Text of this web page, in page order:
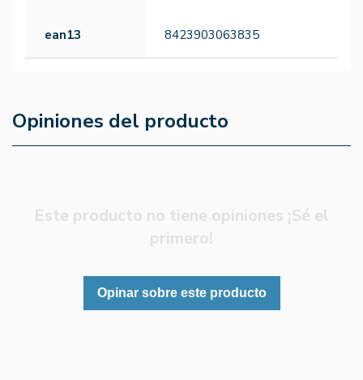
ean13 8423903063835
Opiniones del producto
Este producto no tiene opiniones ¡Sé el
primero!
Opinar sobre este producto